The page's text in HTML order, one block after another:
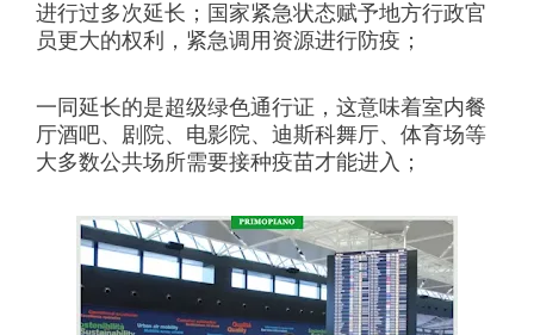
进行过多次延长；国家紧急状态赋予地方行政官
员更大的权利，紧急调用资源进行防疫；
一同延长的是超级绿色通行证，这意味着室内餐
厅酒吧、剧院、电影院、迪斯科舞厅、体育场等
大多数公共场所需要接种疫苗才能进入；